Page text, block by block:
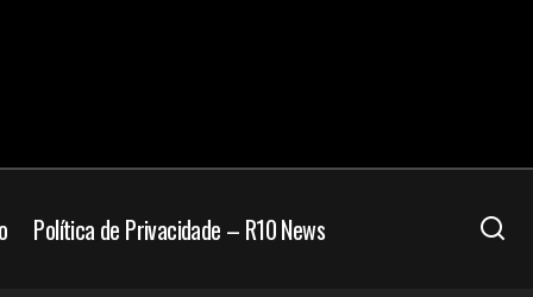
Política de Privacidade – R10 News